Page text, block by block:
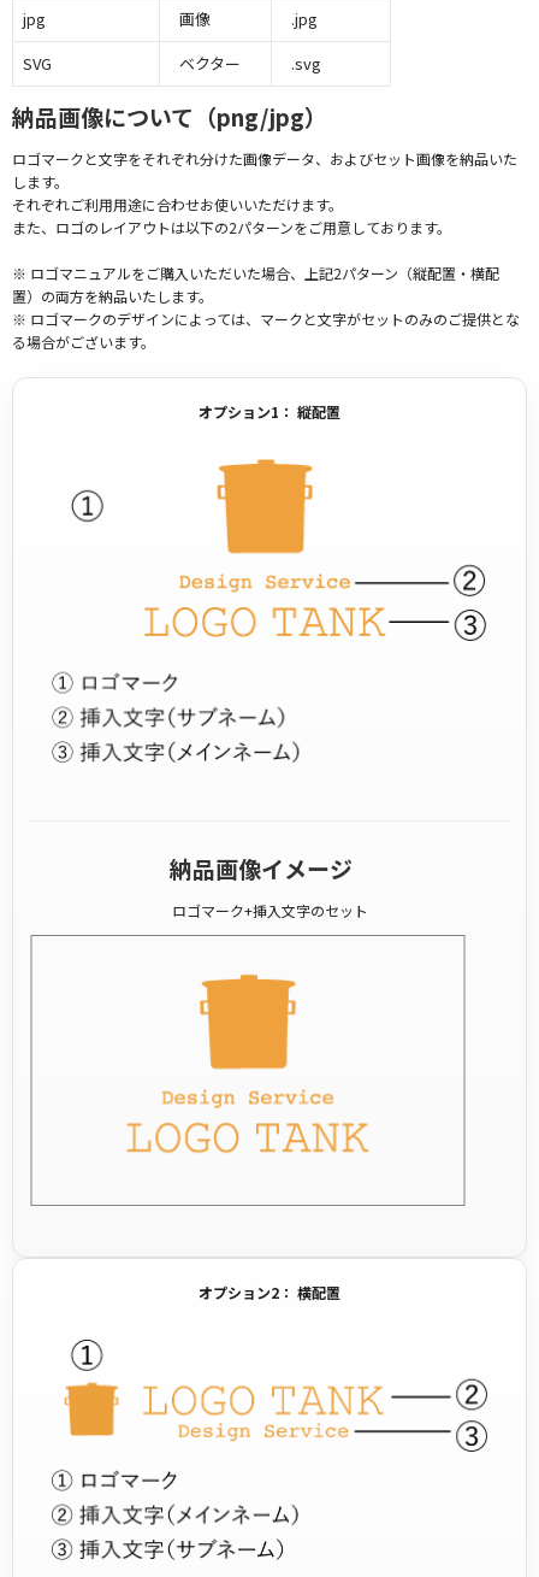
jpg
画像
.jpg
SVG
ベクター .svg
納品画像について（png/jpg）
ロゴマークと文字をそれぞれ分けた画像データ、およびセット画像を納品いた
します。
それぞれご利用用途に合わせお使いいただけます。
また、ロゴのレイアウトは以下の2パターンをご用意しております。
※ ロゴマニュアルをご購入いただいた場合、上記2パターン（縦配置・横配
置）の両方を納品いたします。
※ ロゴマークのデザインによっては、マークと文字がセットのみのご提供とな
る場合がございます。
オプション1： 縦配置
納品画像イメージ
ロゴマーク+挿入文字のセット
オプション2： 横配置